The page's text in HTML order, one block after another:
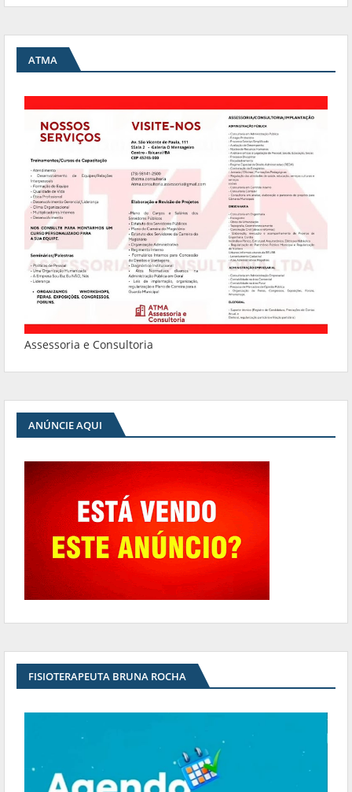
ATMA
Assessoria e Consultoria
ANÚNCIE AQUI
FISIOTERAPEUTA BRUNA ROCHA